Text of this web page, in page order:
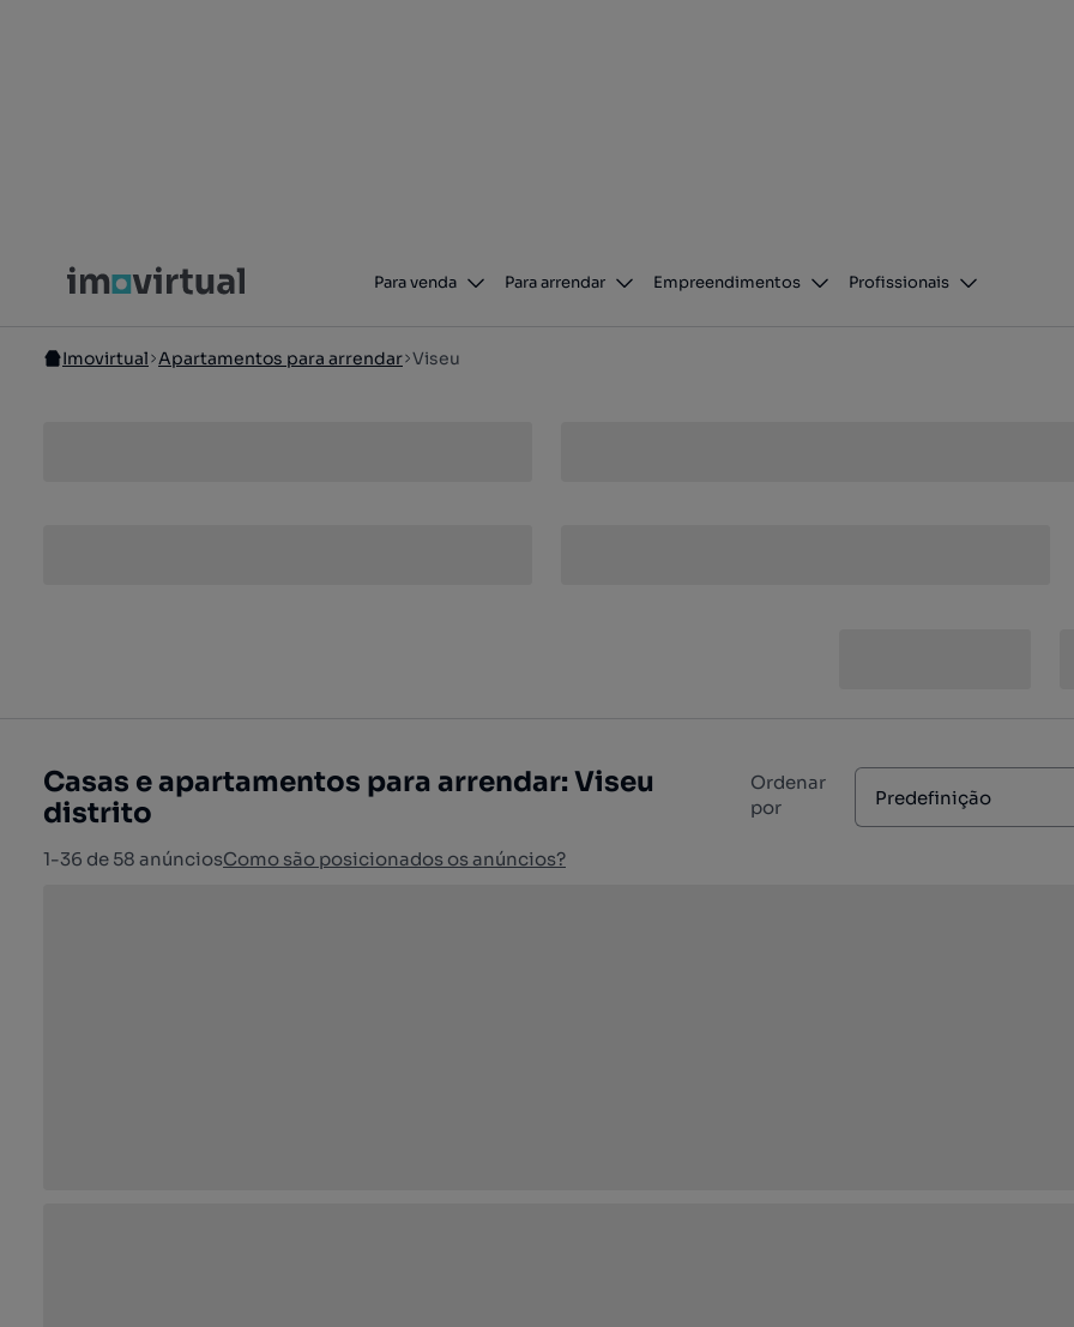
Para venda Para arrendar Empreendimentos Profissionais
Imovirtual Apartamentos para arrendar Viseu
Casas e apartamentos para arrendar: Viseu
distrito
1-36 de 58 anúnciosComo são posicionados os anúncios?
Ordenar
por
Predefinição